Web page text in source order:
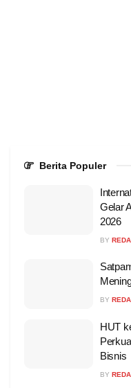
Berita Populer
Gelar
2026
BY
BY
HUT
Bisnis
BY